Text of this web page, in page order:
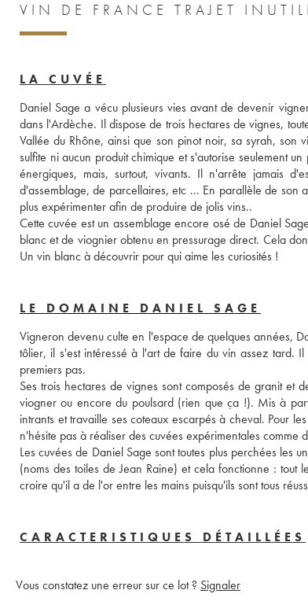
LA CUVÉE
Daniel Sage a vécu plusieurs vies avant de devenir
dans l'Ardèche. Il dispose de trois hectares de vignes,
Vallée du Rhône, ainsi que son pinot noir, sa syrah, son
sulfite ni aucun produit chimique et s'autorise seulement
énergiques, mais, surtout, vivants. Il n'arrête jamais
d'assemblage, de parcellaires, etc ... En parallèle de son
plus expérimenter afin de produire de jolis vins..
Cette cuvée est un assemblage encore osé de Daniel
blanc et de viognier obtenu en pressurage direct. Cela
Un vin blanc à découvrir pour qui aime les curiosités !
LE DOMAINE DANIEL SAGE
Vigneron devenu culte en l'espace de quelques années,
tôlier, il s'est intéressé à l'art de faire du vin assez tard.
premiers pas.
Ses trois hectares de vignes sont composés de granit et
viogner ou encore du poulsard (rien que ça !). Mis à
intrants et travaille ses coteaux escarpés à cheval. Pour
n'hésite pas à réaliser des cuvées expérimentales comme
Les cuvées de Daniel Sage sont toutes plus perchées les
(noms des toiles de Jean Raine) et cela fonctionne :
croire qu'il a de l'or entre les mains puisqu'ils sont tous
CARACTERISTIQUES DÉTAILLÉES
Vous constatez une erreur sur ce lot ? Signaler